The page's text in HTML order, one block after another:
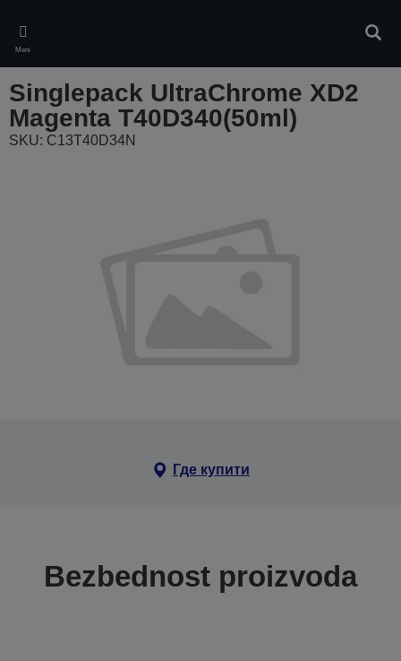
main
content
Meni
Singlepack UltraChrome XD2
Magenta T40D340(50ml)
SKU: C13T40D34N
Где купити
Bezbednost proizvoda